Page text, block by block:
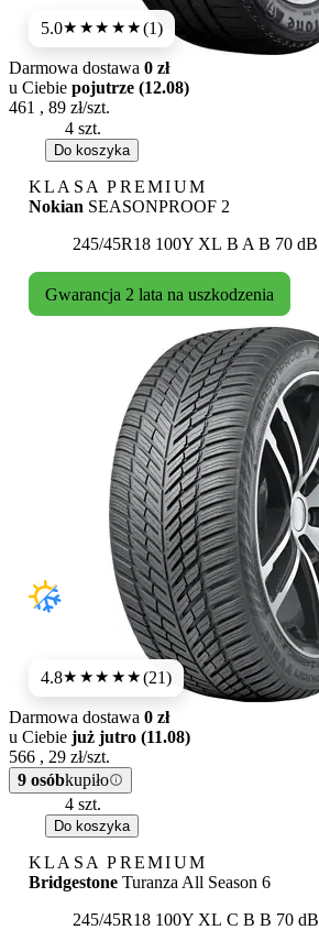
5.0★★★★★(1)
Dostępność:
Darmowa dostawa 0 zł
u Ciebie pojutrze (12.08)
461 , 89 zł/szt.
Do koszyka
KLASA PREMIUM
Nokian SEASONPROOF 2
245/45R18 100Y XL Etykieta:
B A B 70 dB
Gwarancja 2 lata na uszkodzenia
4.8★★★★★(21)
Dostępność:
Darmowa dostawa 0 zł
u Ciebie już jutro (11.08)
566 , 29 zł/szt.
9 osóbkupiło
Do koszyka
KLASA PREMIUM
Bridgestone Turanza All Season 6
245/45R18 100Y XL Etykieta:
C B B 70 dB